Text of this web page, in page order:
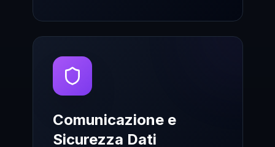
Comunicazione e
Sicurezza Dati